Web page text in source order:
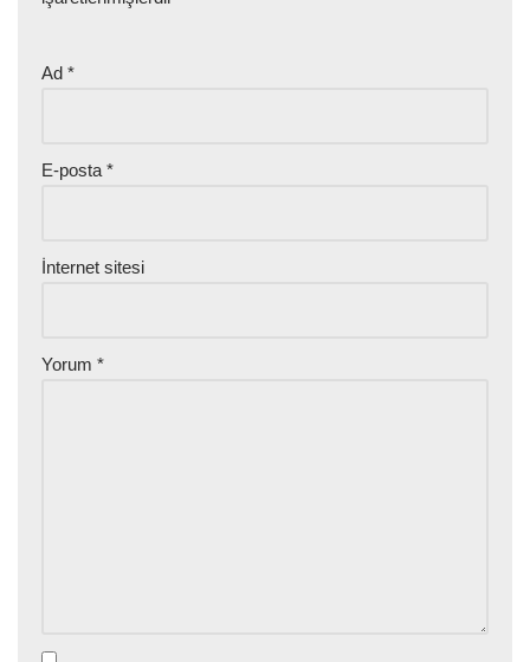
Ad *
E-posta *
İnternet sitesi
Yorum *